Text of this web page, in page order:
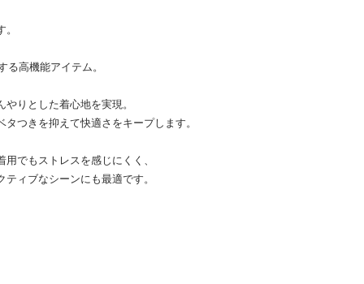
る高機能アイテム。
りとした着心地を実現。
つきを抑えて快適さをキープします。
でもストレスを感じにくく、
ィブなシーンにも最適です。